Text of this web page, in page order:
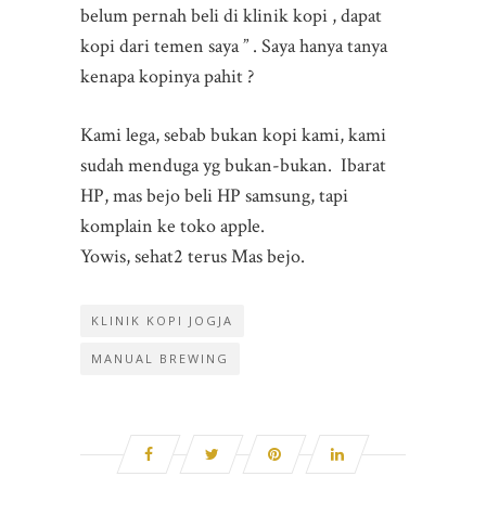
belum pernah beli di klinik kopi , dapat
kopi dari temen saya ” . Saya hanya tanya
kenapa kopinya pahit ?
Kami lega, sebab bukan kopi kami, kami
sudah menduga yg bukan-bukan. Ibarat
HP, mas bejo beli HP samsung, tapi
komplain ke toko apple.
Yowis, sehat2 terus Mas bejo.
KLINIK KOPI JOGJA
MANUAL BREWING